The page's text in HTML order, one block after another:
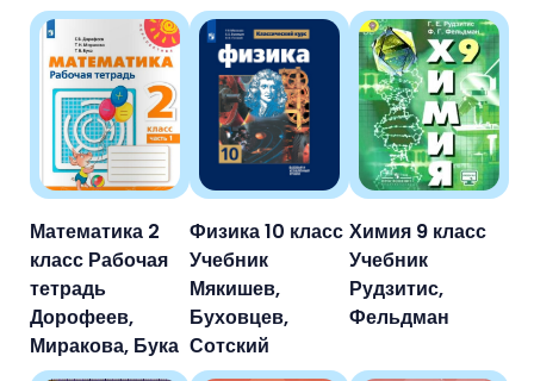
Математика 2
класс Рабочая
тетрадь
Дорофеев,
Миракова, Бука
Физика 10 класс
Учебник
Мякишев,
Буховцев,
Сотский
Химия 9 класс
Учебник
Рудзитис,
Фельдман